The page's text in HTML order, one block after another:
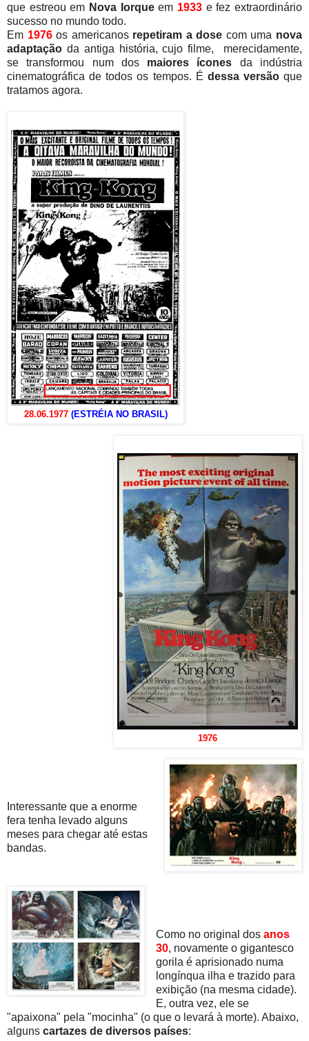
que estreou em Nova Iorqueem 1933 e fez extraordinário
sucesso no mundo todo.
Em 1976os americanos repetiram a dose com uma nova
adaptação da antiga história, cujo filme, merecidamente,
se transformou num dosmaiores ícones da indústria
cinematográfica de todos os tempos. É dessa versãoque
tratamos agora.
28.06.1977 (ESTRÉIA NO BRASIL)
1976
Interessante que a enorme
fera tenha levado alguns
meses para chegar até estas
bandas.
Como no original dosanos
30, novamente o gigantesco
gorila é aprisionado numa
longínqua ilha e trazido para
exibição (na mesma cidade).
E, outra vez, ele se
"apaixona" pela "mocinha" (o que o levará à morte). Abaixo,
alguns cartazes de diversos países: